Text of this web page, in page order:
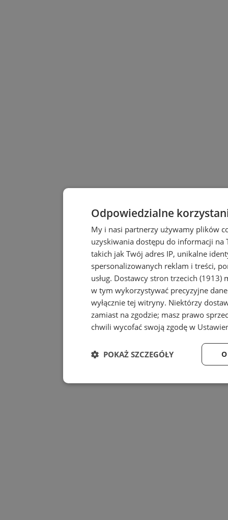
Odpowiedzialne
My i nasi partnerzy używamy plików
uzyskiwania dostępu do informacji
takich jak Twój adres IP, unikalne
spersonalizowanych reklam i treści,
usług. Dostawcy stron trzecich (1913)
w tym wykorzystywać precyzyjne
wyłącznie tej witryny. Niektórzy
zamiast na zgodzie; masz prawo
chwili wycofać swoją zgodę w
POKAŻ SZCZEGÓŁY
Niezbędne Wydajność